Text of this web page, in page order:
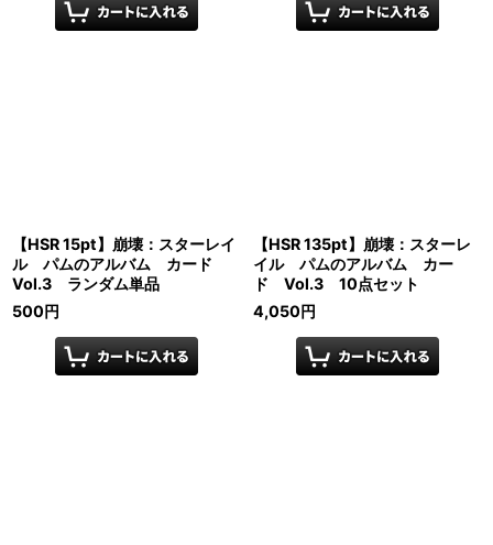
【HSR 15pt】崩壊：スターレイ
ル パムのアルバム カード
Vol.3 ランダム単品
500円
【HSR 135pt】崩壊：スターレ
イル パムのアルバム カー
ド Vol.3 10点セット
4,050円